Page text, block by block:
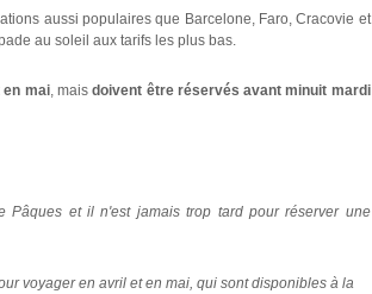
aussi populaires que Barcelone, Faro, Cracovie et
au soleil aux tarifs les plus bas.
en mai, maisdoivent être réservés avant minuit mardi
Pâques et il n'est jamais trop tard pour réserver une
voyager en avril et en mai, qui sont disponibles à la